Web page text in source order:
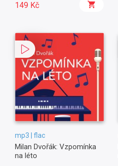
149 Kč
mp3 | flac
Milan Dvořák: Vzpomínka
na léto